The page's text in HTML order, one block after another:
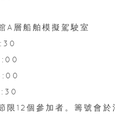
A層船舶模擬駕駛室
限12個參加者。籌號會